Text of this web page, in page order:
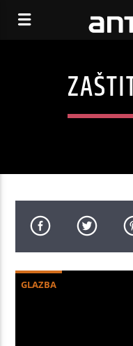
GLAZBA